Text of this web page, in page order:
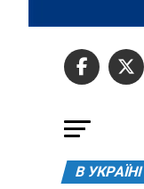
В УКРАЇНІ